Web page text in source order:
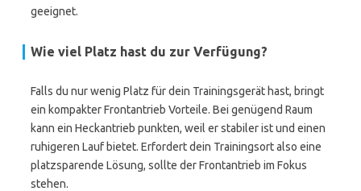
geeignet.
Wie viel Platz hast du zur Verfügung?
Falls du nur wenig Platz für dein Trainingsgerät hast, bringt
ein kompakter Frontantrieb Vorteile. Bei genügend Raum
kann ein Heckantrieb punkten, weil er stabiler ist und einen
ruhigeren Lauf bietet. Erfordert dein Trainingsort also eine
platzsparende Lösung, sollte der Frontantrieb im Fokus
stehen.